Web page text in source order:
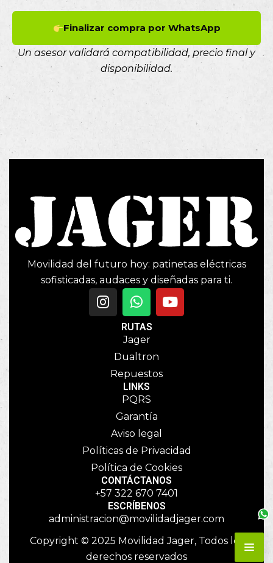
Finalizar compra por WhatsApp
Un asesor validará compatibilidad, precio final y
disponibilidad.
Movilidad del futuro hoy: patinetas eléctricas
sofisticadas, audaces y diseñadas para ti.
RUTAS
Jager
Dualtron
Repuestos
LINKS
PQRS
Garantía
Aviso legal
Políticas de Privacidad
Política de Cookies
CONTÁCTANOS
+57 322 670 7401
ESCRÍBENOS
administracion@movilidadjager.com
Copyright © 2025 Movilidad Jager, Todos los
derechos reservados